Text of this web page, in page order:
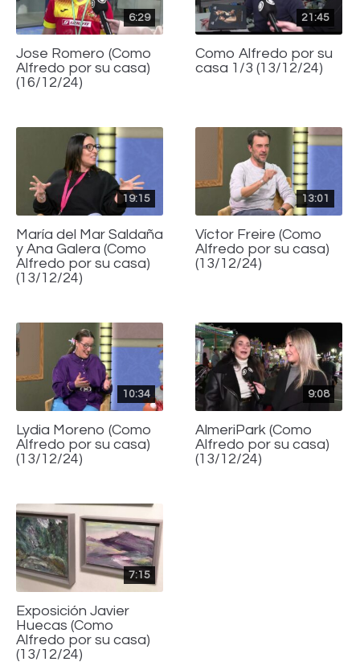
6:29
Jose Romero (Como
Alfredo por su casa)
(16/12/24)
21:45
Como Alfredo por su
casa 1/3 (13/12/24)
19:15
María del Mar Saldaña
y Ana Galera (Como
Alfredo por su casa)
(13/12/24)
13:01
Víctor Freire (Como
Alfredo por su casa)
(13/12/24)
10:34
Lydia Moreno (Como
Alfredo por su casa)
(13/12/24)
9:08
AlmeriPark (Como
Alfredo por su casa)
(13/12/24)
7:15
Exposición Javier
Huecas (Como
Alfredo por su casa)
(13/12/24)